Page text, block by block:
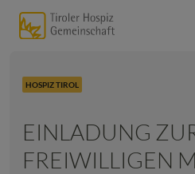
HOSPIZ TIROL
EINLADUNG
FREIWILLIGEN